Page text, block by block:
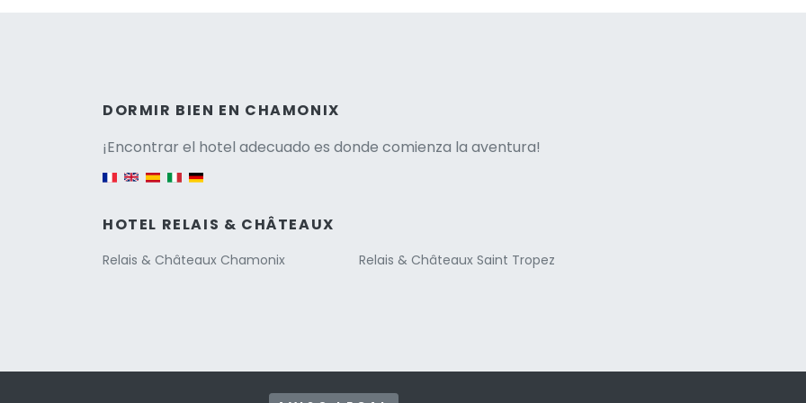
DORMIR BIEN EN CHAMONIX
¡Encontrar el hotel adecuado es donde comienza la aventura!
Versione
HOTEL RELAIS & CHÂTEAUX
Relais & Châteaux Chamonix Relais & Châteaux Saint Tropez